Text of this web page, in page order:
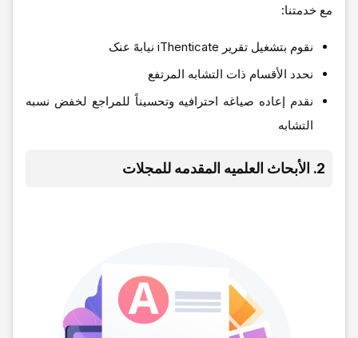
مع خدمتنا:
نقوم بتشغیل تقریر iThenticate نیابهً عنک
نحدد الأقسام ذات التشابه المرتفع
نقدم إعاده صیاغه احترافیه وتحسیناً للمراجع لخفض نسبه
التشابه
2. الأبحاث العلمیه المقدمه للمجلات